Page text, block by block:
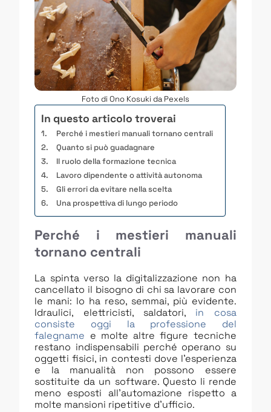
Foto di Ono Kosuki da Pexels
In questo articolo troverai
Perché i mestieri manuali tornano centrali
Quanto si può guadagnare
Il ruolo della formazione tecnica
Lavoro dipendente o attività autonoma
Gli errori da evitare nella scelta
Una prospettiva di lungo periodo
Perché i mestieri manuali
tornano centrali
La spinta verso la digitalizzazione non ha
cancellato il bisogno di chi sa lavorare con
le mani: lo ha reso, semmai, più evidente.
Idraulici, elettricisti, saldatori, in cosa
consiste oggi la professione del
falegname e molte altre figure tecniche
restano indispensabili perché operano su
oggetti fisici, in contesti dove l’esperienza
e la manualità non possono essere
sostituite da un software. Questo li rende
meno esposti all’automazione rispetto a
molte mansioni ripetitive d’ufficio.